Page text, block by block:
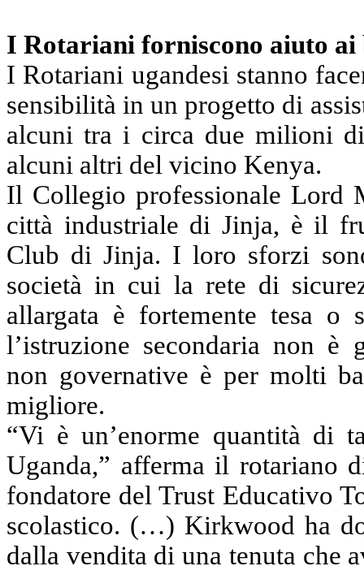
I Rotariani forniscono aiuto ai
I Rotariani ugandesi stanno
sensibilità in un progetto di
alcuni tra i circa due milioni
alcuni altri del vicino Kenya.
Il Collegio professionale Lord
città industriale di Jinja, è il
Club di Jinja. I loro sforzi
società in cui la rete di
allargata è fortemente tesa o
l’istruzione secondaria non è
non governative è per molti
migliore.
“Vi è un’enorme quantità di
Uganda,” afferma il rotariano
fondatore del Trust Educativo
scolastico. (…) Kirkwood ha
dalla vendita di una tenuta che